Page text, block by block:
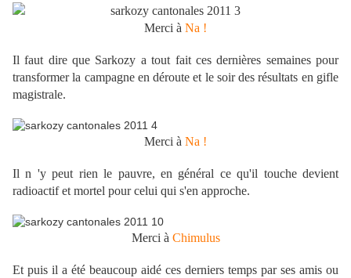
Merci à Na !
Il faut dire que Sarkozy a tout fait ces dernières semaines pour
transformer la campagne en déroute et le soir des résultats en gifle
magistrale.
Merci à Na !
Il n 'y peut rien le pauvre, en général ce qu'il touche devient
radioactif et mortel pour celui qui s'en approche.
Merci à Chimulus
Et puis il a été beaucoup aidé ces derniers temps par ses amis ou